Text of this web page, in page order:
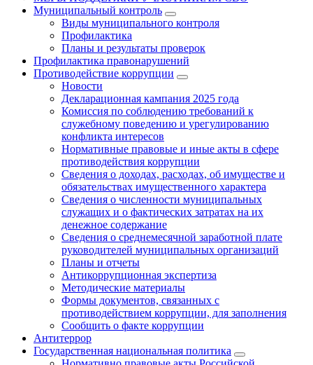
Муниципальный контроль
Виды муниципального контроля
Профилактика
Планы и результаты проверок
Профилактика правонарушений
Противодействие коррупции
Новости
Декларационная кампания 2025 года
Комиссия по соблюдению требований к
служебному поведению и урегулированию
конфликта интересов
Нормативные правовые и иные акты в сфере
противодействия коррупции
Сведения о доходах, расходах, об имуществе и
обязательствах имущественного характера
Сведения о численности муниципальных
служащих и о фактических затратах на их
денежное содержание
Сведения о среднемесячной заработной плате
руководителей муниципальных организаций
Планы и отчеты
Антикоррупционная экспертиза
Методические материалы
Формы документов, связанных с
противодействием коррупции, для заполнения
Сообщить о факте коррупции
Антитеррор
Государственная национальная политика